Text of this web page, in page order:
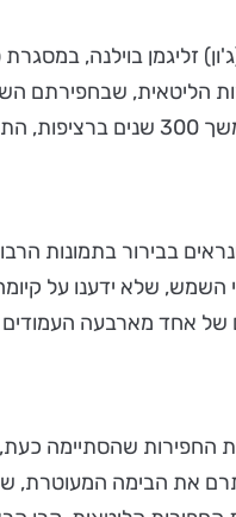
זליגמן בוילנה,
הליטאית, שבחפירתם
הסובייטי.
בבירור בתמונות
של אחד מארבעה
'היסוד' אף תרם את